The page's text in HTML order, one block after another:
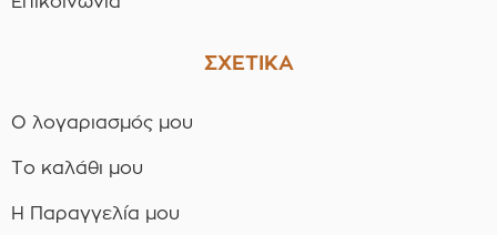
ΣΧΕΤΙΚΑ
Ο λογαριασμός μου
Το καλάθι μου
Η Παραγγελία μου